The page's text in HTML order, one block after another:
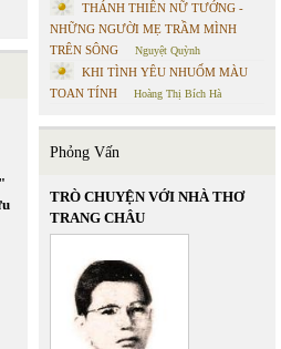
THÁNH THIÊN NỮ TƯỚNG -
NHỮNG NGƯỜI MẸ TRẦM MÌNH
TRÊN SÔNG
Nguyệt Quỳnh
KHI TÌNH YÊU NHUỐM MÀU
TOAN TÍNH
Hoàng Thị Bích Hà
Phỏng Vấn
TRÒ CHUYỆN VỚI NHÀ THƠ
TRANG CHÂU